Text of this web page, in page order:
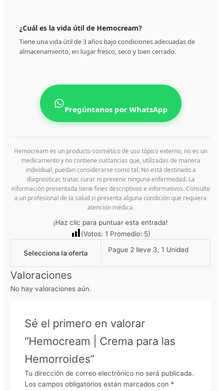
¿Cuál es la vida útil de Hemocream?
Tiene una vida útil de 3 años bajo condiciones adecuadas de
almacenamiento, en lugar fresco, seco y bien cerrado.
Pregúntanos por WhatsApp
Hemocream es un producto cosmético de uso tópico externo, no es un
medicamento y no contiene sustancias que, utilizadas de manera
individual, puedan considerarse como tal. No está destinado a
diagnosticar, tratar, curar ni prevenir ninguna enfermedad. La
información presentada tiene fines descriptivos e informativos. Consulte
a un profesional de la salud si presenta alguna condición que requiera
atención médica.
¡Haz clic para puntuar esta entrada!
(Votos: 1 Promedio: 5)
Selecciona la oferta Pague 2 lleve 3, 1 Unidad
Valoraciones
No hay valoraciones aún.
Sé el primero en valorar
“Hemocream | Crema para las
Hemorroides”
Tu dirección de correo electrónico no será publicada.
Los campos obligatorios están marcados con *